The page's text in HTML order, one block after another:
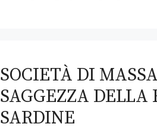
SOCIETÀ DI
SAGGEZZA DELLA
SARDINE